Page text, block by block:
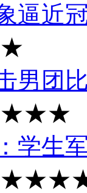
逼近
男团
学生